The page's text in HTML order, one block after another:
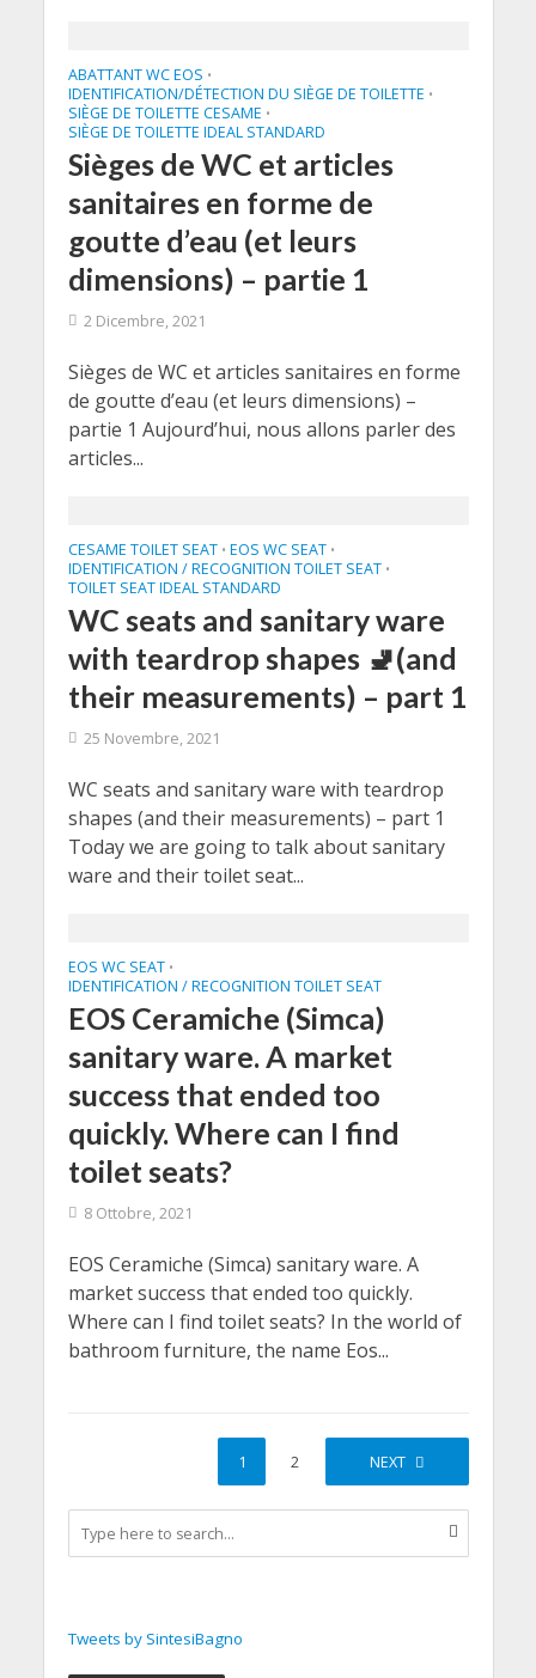
ABATTANT WC EOS •
IDENTIFICATION/DÉTECTION DU SIÈGE DE TOILETTE •
SIÈGE DE TOILETTE CESAME •
SIÈGE DE TOILETTE IDEAL STANDARD
Sièges de WC et articles
sanitaires en forme de
goutte d’eau (et leurs
dimensions) – partie 1
2 Dicembre, 2021
Sièges de WC et articles sanitaires en forme
de goutte d’eau (et leurs dimensions) –
partie 1 Aujourd’hui, nous allons parler des
articles...
CESAME TOILET SEAT • EOS WC SEAT •
IDENTIFICATION / RECOGNITION TOILET SEAT •
TOILET SEAT IDEAL STANDARD
WC seats and sanitary ware
with teardrop shapes 🚽(and
their measurements) – part 1
25 Novembre, 2021
WC seats and sanitary ware with teardrop
shapes (and their measurements) – part 1
Today we are going to talk about sanitary
ware and their toilet seat...
EOS WC SEAT •
IDENTIFICATION / RECOGNITION TOILET SEAT
EOS Ceramiche (Simca)
sanitary ware. A market
success that ended too
quickly. Where can I find
toilet seats?
8 Ottobre, 2021
EOS Ceramiche (Simca) sanitary ware. A
market success that ended too quickly.
Where can I find toilet seats? In the world of
bathroom furniture, the name Eos...
1 2 NEXT
Tweets by SintesiBagno